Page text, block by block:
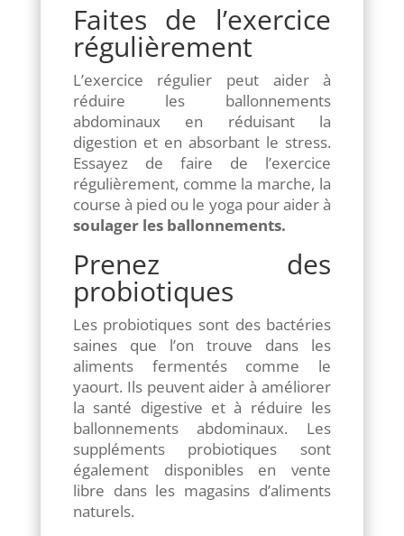
Faites de l’exercice
régulièrement
L’exercice régulier peut aider à
réduire les ballonnements
abdominaux en réduisant la
digestion et en absorbant le stress.
Essayez de faire de l’exercice
régulièrement, comme la marche, la
course à pied ou le yoga pour aider à
soulager les ballonnements.
Prenez des
probiotiques
Les probiotiques sont des bactéries
saines que l’on trouve dans les
aliments fermentés comme le
yaourt. Ils peuvent aider à améliorer
la santé digestive et à réduire les
ballonnements abdominaux. Les
suppléments probiotiques sont
également disponibles en vente
libre dans les magasins d’aliments
naturels.